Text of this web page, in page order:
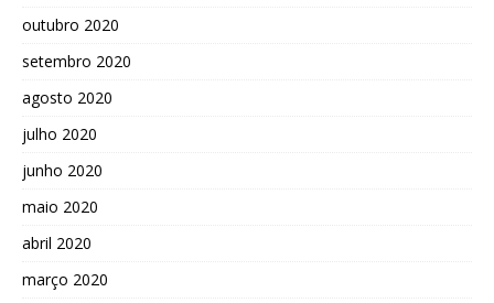
outubro 2020
setembro 2020
agosto 2020
julho 2020
junho 2020
maio 2020
abril 2020
março 2020